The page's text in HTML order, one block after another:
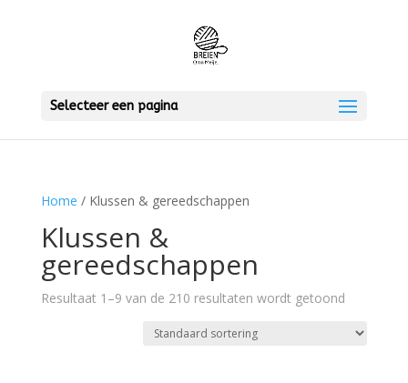
Selecteer een pagina
Home / Klussen & gereedschappen
Klussen &
gereedschappen
Resultaat 1–9 van de 210 resultaten wordt getoond